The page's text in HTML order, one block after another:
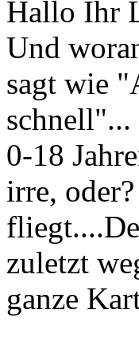
Hallo Ihr
Und
sagt wie
schnell"...
0-18
irre,
zuletzt
ganze